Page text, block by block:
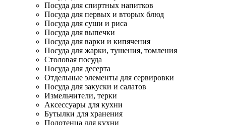
Посуда для спиртных напитков
Посуда для первых и вторых блюд
Посуда для суши и риса
Посуда для выпечки
Посуда для варки и кипячения
Посуда для жарки, тушения, томления
Столовая посуда
Посуда для десерта
Отдельные элементы для сервировки
Посуда для закуски и салатов
Измельчители, терки
Аксессуары для кухни
Бутылки для хранения
Полотенца для кухни